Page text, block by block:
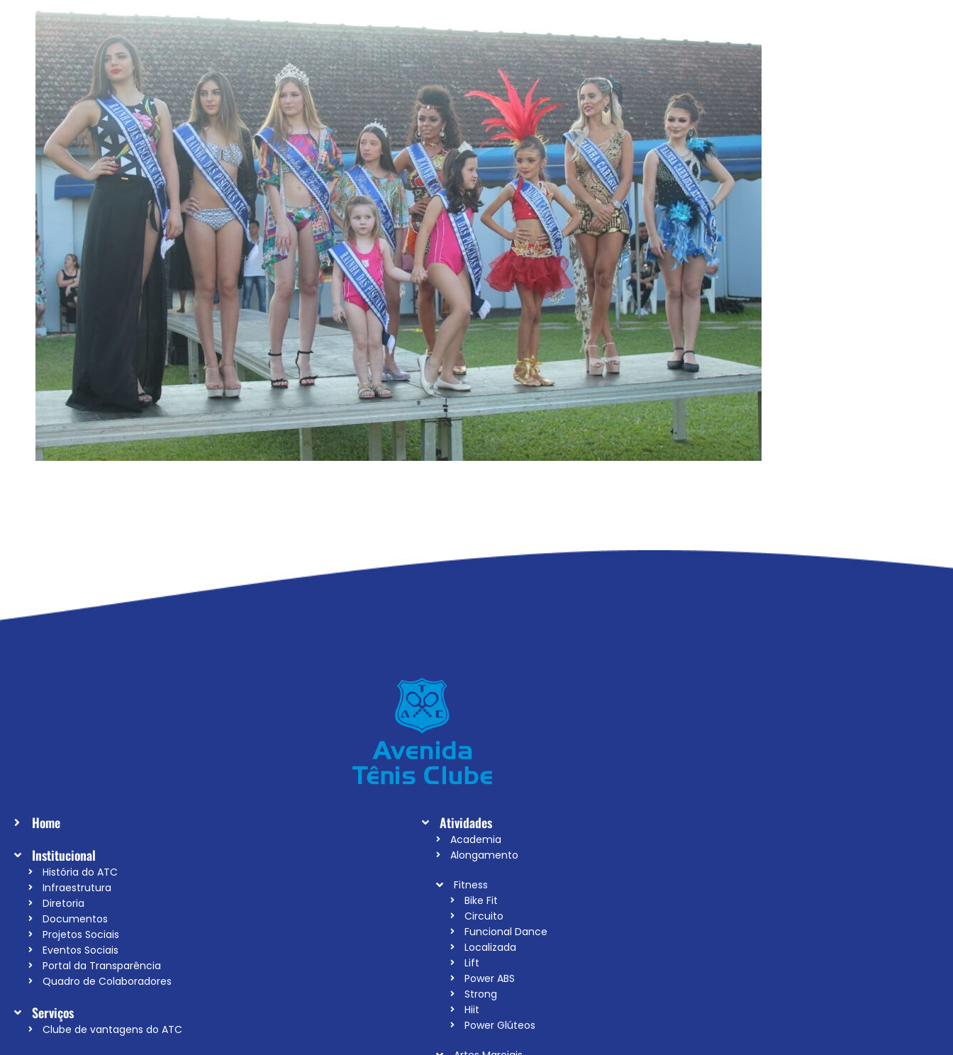
Home
Institucional
História do ATC
Infraestrutura
Diretoria
Documentos
Projetos Sociais
Eventos Sociais
Portal da Transparência
Quadro de Colaboradores
Serviços
Clube de vantagens do ATC
Atividades
Academia
Alongamento
Fitness
Bike Fit
Circuito
Funcional Dance
Localizada
Lift
Power ABS
Strong
Hiit
Power Glúteos